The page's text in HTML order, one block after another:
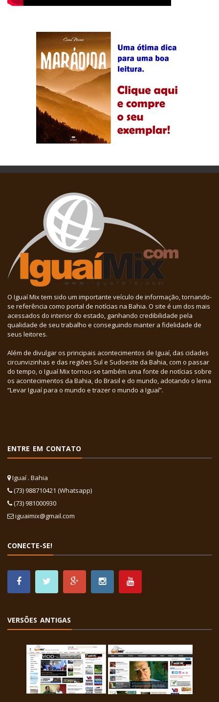
O Iguaí Mix tem sido um importante veículo de informação, tornando-
se referência como portal de notícias na Bahia. O site é um dos mais
acessados do interior do estado, ganhando credibilidade pela
qualidade de seu trabalho e conseguindo manter a fidelidade de
seus leitores.
Além de divulgar os principais acontecimentos de Iguaí, das cidades
circunvizinhas e das regiões Sul e Sudoeste da Bahia, com o passar
do tempo, o Iguaí Mix tornou-se também uma fonte de notícias sobre
os acontecimentos da Bahia, do Brasil e do mundo, adotando o lema
“Levar Iguaí para o mundo e trazer o mundo a Iguaí”.
ENTRE EM CONTATO
Iguaí . Bahia
(73) 988710421 (Whatsapp)
(73) 981000930
iguaimix@gmail.com
CONECTE-SE!
VERSÕES ANTIGAS